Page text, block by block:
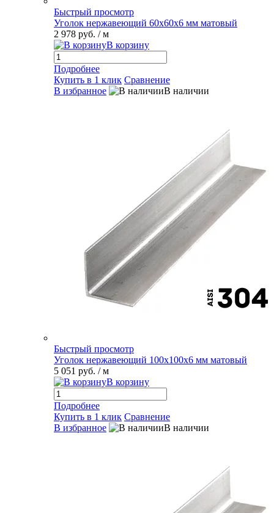
Быстрый просмотр
Уголок нержавеющий 60х60х6 мм матовый
2 978 руб. / м
В корзину
Подробнее
Купить в 1 клик Сравнение
В избранное
В наличии
Быстрый просмотр
Уголок нержавеющий 100х100х6 мм матовый
5 051 руб. / м
В корзину
Подробнее
Купить в 1 клик Сравнение
В избранное
В наличии